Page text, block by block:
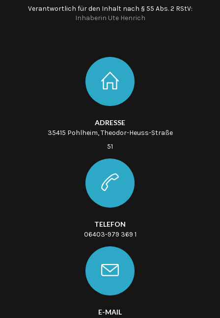
Verantwortlich für den Inhalt nach § 55 Abs. 2 RStV:
Inhaberin Ute Henrich
ADRESSE
35415 Pohlheim, Theodor-Heuss-Straße
51
TELEFON
06403-979 369 1
E-MAIL